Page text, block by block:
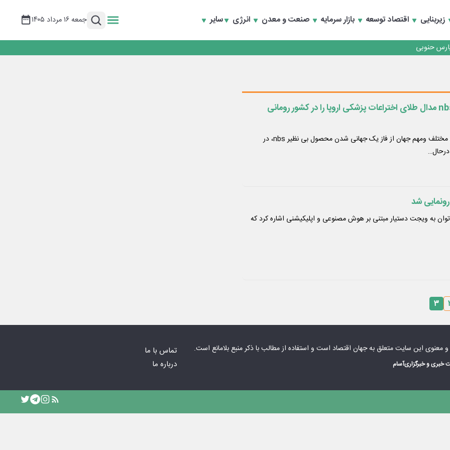
زیربنایی اقتصاد توسعه بازار سرمایه صنعت و معدن انرژی سایر جمعه ۱۶ مرداد ۱۴۰۵
منطقه یک
منطقه یک
تجارت و همگرایی منطقه‌ای
محصول سلامت محور nbs مدال طلای اختراعات پزشکی اروپا را در کشور رومانی
در راستای استقبال کشورهای مختلف ومهم جهان از فاز یک جهانی شدن محصول بی نظیر nbs، در
شد
به ویجت دستیار مبتنی بر هوش مصنوعی و اپلیکیشنی اشاره کرد که
۳
معنوی این سایت متعلق بهجهان اقتصاد است و استفاده از مطالب با ذکر منبع بلامانع است.
خبری و خبرگزاریآسام
تماس با ما
درباره ما